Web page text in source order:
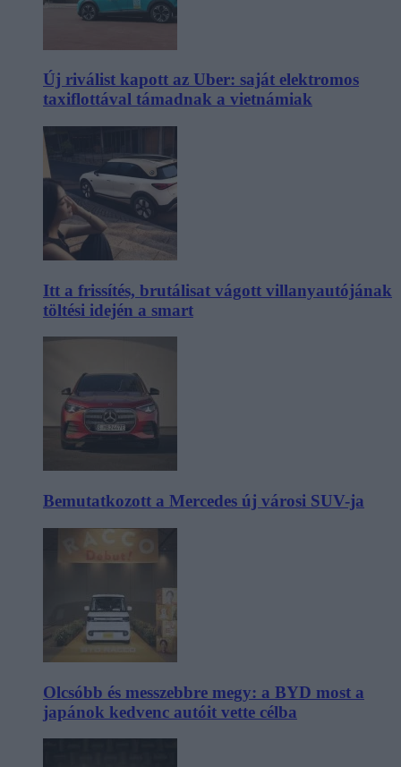
Új riválist kapott az Uber: saját elektromos
taxiflottával támadnak a vietnámiak
Itt a frissítés, brutálisat vágott villanyautójának
töltési idején a smart
Bemutatkozott a Mercedes új városi SUV-ja
Olcsóbb és messzebbre megy: a BYD most a
japánok kedvenc autóit vette célba